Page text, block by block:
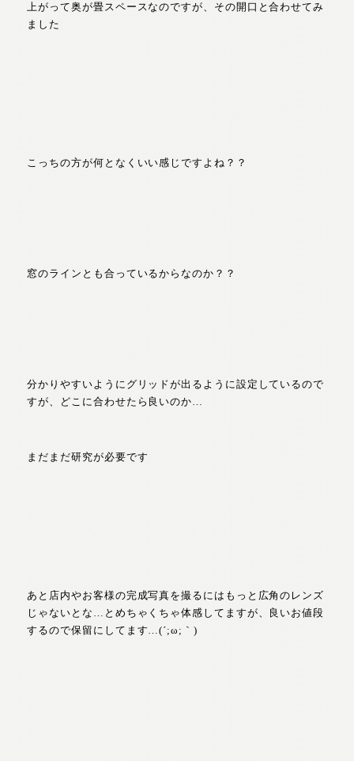
上がって奥が畳スペースなのですが、その開口と合わせてみ
ました
こっちの方が何となくいい感じですよね？？
窓のラインとも合っているからなのか？？
分かりやすいようにグリッドが出るように設定しているので
すが、どこに合わせたら良いのか…
まだまだ研究が必要です
あと店内やお客様の完成写真を撮るにはもっと広角のレンズ
じゃないとな…とめちゃくちゃ体感してますが、良いお値段
するので保留にしてます…(´;ω;｀)